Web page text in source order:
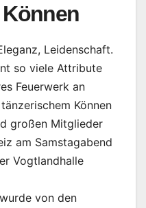
Leidenschaft.
so viele Attribute
Feuerwerk an
Können
großen Mitglieder
am Samstagabend
Vogtlandhalle
von den